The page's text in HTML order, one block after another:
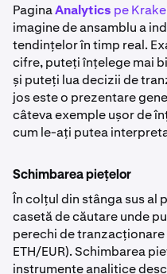
PaginaAnalytics pe
imagine de ansamblu a
tendințelor în timp real.
cifre, puteți înțelege mai
și puteți lua decizii de
jos este o prezentare
câteva exemple ușor de
cum le-ați putea
Schimbarea piețelor
În colțul din stânga sus al
casetă de căutare unde
perechi de tranzacționare
ETH/EUR). Schimbarea
instrumente analitice